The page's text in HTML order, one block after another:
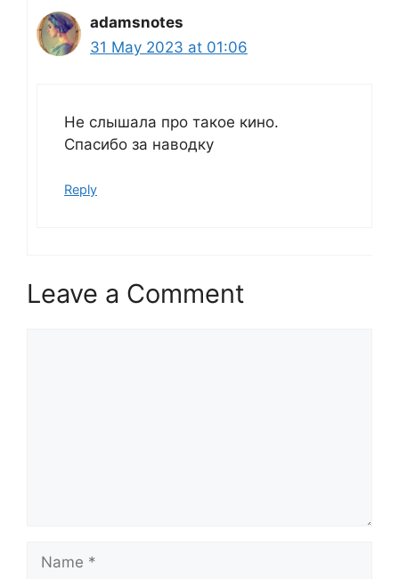
adamsnotes
31 May 2023 at 01:06
Не слышала про такое кино.
Спасибо за наводку
Reply
Leave a Comment